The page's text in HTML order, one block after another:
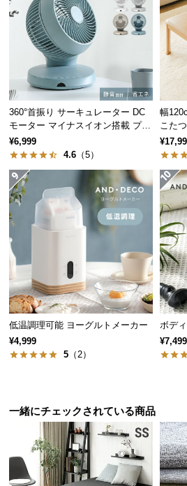
て
会
規
約
に
つ
い
て
お
客
様
サ
ー
ト
グ
360°首振り サーキュレーター DC
モーター マイナスイオン搭載 プレ
ミアムタイプ
¥6,999
4.6 （5）
幅
こた
低温調理可能 ヨーグルトメーカー
¥4,999
5 （2）
ボデ
¥7,499
一緒にチェックされている商品